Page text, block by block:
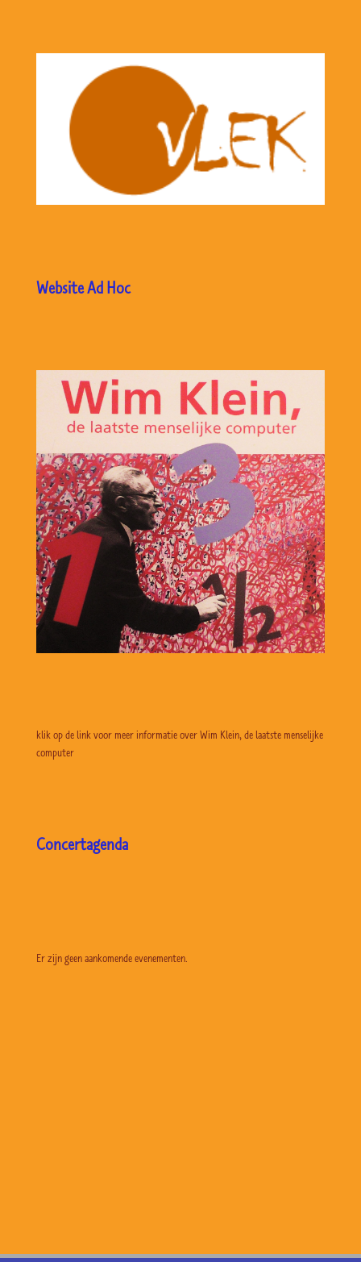
Website Ad Hoc
klik op de link voor meer informatie over Wim Klein, de laatste menselijke
computer
Concertagenda
Er zijn geen aankomende evenementen.